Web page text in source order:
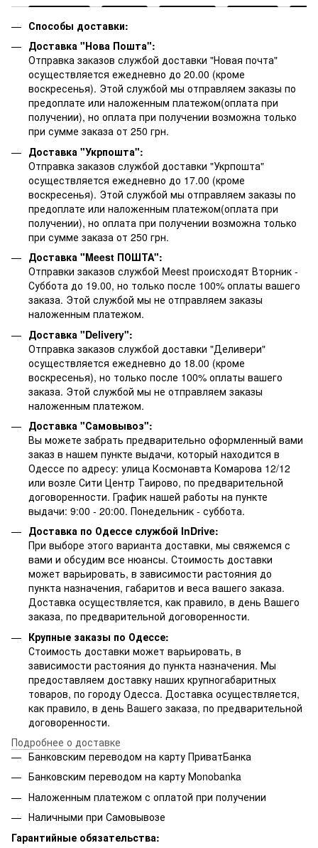
Способы доставки:
Доставка "Нова Пошта":
Отправка заказов службой доставки "Новая почта"
осуществляется ежедневно до 20.00 (кроме
воскресенья). Этой службой мы отправляем заказы по
предоплате или наложенным платежом(оплата при
получении), но оплата при получении возможна только
при сумме заказа от 250 грн.
Доставка "Укрпошта":
Отправка заказов службой доставки "Укрпошта"
осуществляется ежедневно до 17.00 (кроме
воскресенья). Этой службой мы отправляем заказы по
предоплате или наложенным платежом(оплата при
получении), но оплата при получении возможна только
при сумме заказа от 250 грн.
Доставка "Meest ПОШТА":
Отправки заказов службой Meest происходят Вторник -
Суббота до 19.00, но только после 100% оплаты вашего
заказа. Этой службой мы не отправляем заказы
наложенным платежом.
Доставка "Delivery":
Отправка заказов службой доставки "Деливери"
осуществляется ежедневно до 18.00 (кроме
воскресенья), но только после 100% оплаты вашего
заказа. Этой службой мы не отправляем заказы
наложенным платежом.
Доставка "Самовывоз":
Вы можете забрать предварительно оформленный вами
заказ в нашем пункте выдачи, который находится в
Одессе по адресу: улица Космонавта Комарова 12/12
или возле Сити Центр Таирово, по предварительной
договоренности. График нашей работы на пункте
выдачи: 9:00 - 20:00. Понедельник - суббота.
Доставка по Одессе службой InDrive:
При выборе этого варианта доставки, мы свяжемся с
вами и обсудим все нюансы. Стоимость доставки
может варьировать, в зависимости растояния до
пункта назначения, габаритов и веса вашего заказа.
Доставка осуществляется, как правило, в день Вашего
заказа, по предварительной договоренности.
Крупные заказы по Одессе:
Стоимость доставки может варьировать, в
зависимости растояния до пункта назначения. Мы
предоставляем доставку наших крупногабаритных
товаров, по городу Одесса. Доставка осуществляется,
как правило, в день Вашего заказа, по предварительной
договоренности.
Подробнее о доставке
Банковским переводом на карту ПриватБанка
Банковским переводом на карту Мonobanka
Наложенным платежом с оплатой при получении
Наличными при Самовывозе
Гарантийные обязательства: